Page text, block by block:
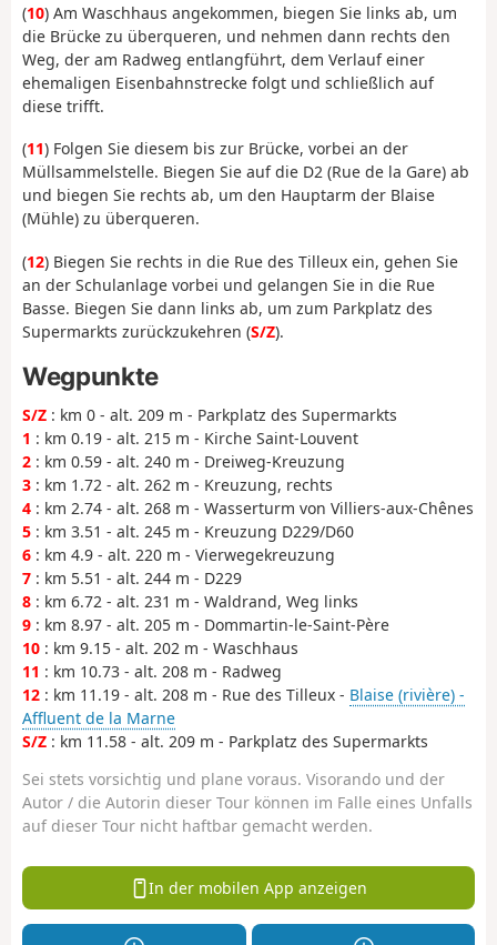
(10) Am Waschhaus angekommen, biegen Sie links ab, um
die Brücke zu überqueren, und nehmen dann rechts den
Weg, der am Radweg entlangführt, dem Verlauf einer
ehemaligen Eisenbahnstrecke folgt und schließlich auf
diese trifft.
(11) Folgen Sie diesem bis zur Brücke, vorbei an der
Müllsammelstelle. Biegen Sie auf die D2 (Rue de la Gare) ab
und biegen Sie rechts ab, um den Hauptarm der Blaise
(Mühle) zu überqueren.
(12) Biegen Sie rechts in die Rue des Tilleux ein, gehen Sie
an der Schulanlage vorbei und gelangen Sie in die Rue
Basse. Biegen Sie dann links ab, um zum Parkplatz des
Supermarkts zurückzukehren (S/Z).
Wegpunkte
S/Z : km 0 - alt. 209 m - Parkplatz des Supermarkts
1 : km 0.19 - alt. 215 m - Kirche Saint-Louvent
2 : km 0.59 - alt. 240 m - Dreiweg-Kreuzung
3 : km 1.72 - alt. 262 m - Kreuzung, rechts
4 : km 2.74 - alt. 268 m - Wasserturm von Villiers-aux-Chênes
5 : km 3.51 - alt. 245 m - Kreuzung D229/D60
6 : km 4.9 - alt. 220 m - Vierwegekreuzung
7 : km 5.51 - alt. 244 m - D229
8 : km 6.72 - alt. 231 m - Waldrand, Weg links
9 : km 8.97 - alt. 205 m - Dommartin-le-Saint-Père
10 : km 9.15 - alt. 202 m - Waschhaus
11 : km 10.73 - alt. 208 m - Radweg
12 : km 11.19 - alt. 208 m - Rue des Tilleux - Blaise (rivière) -
Affluent de la Marne
S/Z : km 11.58 - alt. 209 m - Parkplatz des Supermarkts
Sei stets vorsichtig und plane voraus. Visorando und der
Autor / die Autorin dieser Tour können im Falle eines Unfalls
auf dieser Tour nicht haftbar gemacht werden.
In der mobilen App anzeigen